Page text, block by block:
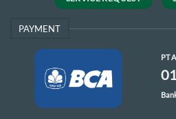
PAYMENT
PT